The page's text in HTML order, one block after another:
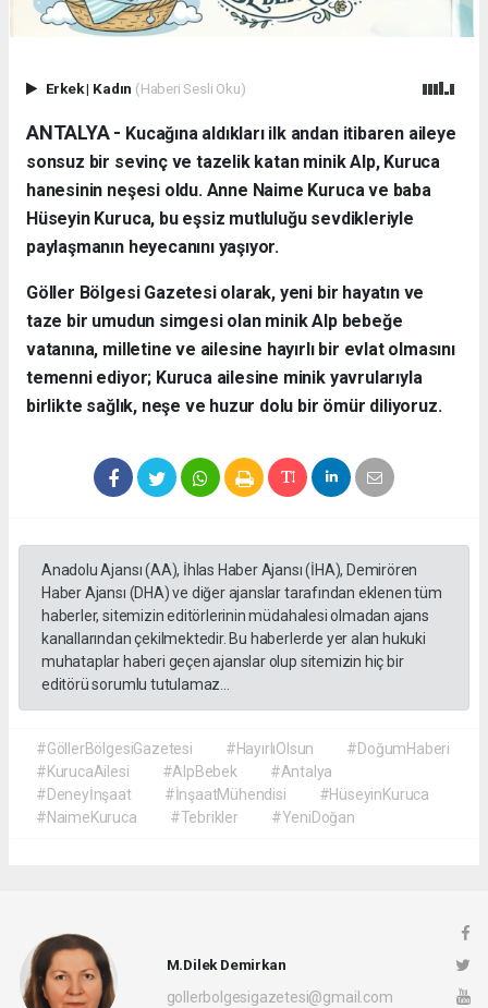
Erkek| Kadın (Haberi Sesli Oku)
ANTALYA - ​ Kucağına aldıkları ilk andan itibaren aileye
sonsuz bir sevinç ve tazelik katan minik Alp, Kuruca
hanesinin neşesi oldu. Anne Naime Kuruca ve baba
Hüseyin Kuruca, bu eşsiz mutluluğu sevdikleriyle
paylaşmanın heyecanını yaşıyor.
​Göller Bölgesi Gazetesi olarak, yeni bir hayatın ve
taze bir umudun simgesi olan minik Alp bebeğe
vatanına, milletine ve ailesine hayırlı bir evlat olmasını
temenni ediyor; Kuruca ailesine minik yavrularıyla
birlikte sağlık, neşe ve huzur dolu bir ömür diliyoruz.
Anadolu Ajansı (AA), İhlas Haber Ajansı (İHA), Demirören
Haber Ajansı (DHA) ve diğer ajanslar tarafından eklenen tüm
haberler, sitemizin editörlerinin müdahalesi olmadan ajans
kanallarından çekilmektedir. Bu haberlerde yer alan hukuki
muhataplar haberi geçen ajanslar olup sitemizin hiç bir
editörü sorumlu tutulamaz...
#GöllerBölgesiGazetesi #HayırlıOlsun
#DoğumHaberi
#KurucaAilesi
#AlpBebek
#Antalya
#Deneyİnşaat
#İnşaatMühendisi
#HüseyinKuruca
#NaimeKuruca
#Tebrikler #YeniDoğan
M.Dilek Demirkan
gollerbolgesigazetesi@gmail.com